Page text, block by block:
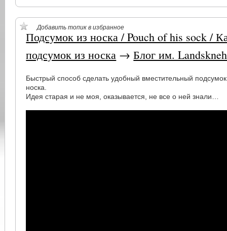
Добавить топик в избранное
Подсумок из носка / Pouch of his sock /
подсумок из носка →Блог им.
Быстрый способ сделать удобный вместительный
носка.
Идея старая и не моя, оказывается, не все о ней знали…